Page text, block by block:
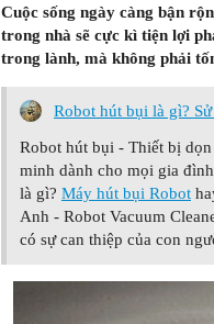
Cuộc sống ngày càng bận
trong nhà sẽ cực kì tiện lợi
trong lành, mà không phải
Robot hút bụi là gì? Sử
Robot hút bụi - Thiết bị
minh dành cho mọi gia
là gì? Máy hút bụi Robot
Anh - Robot Vacuum
có sự can thiệp của con